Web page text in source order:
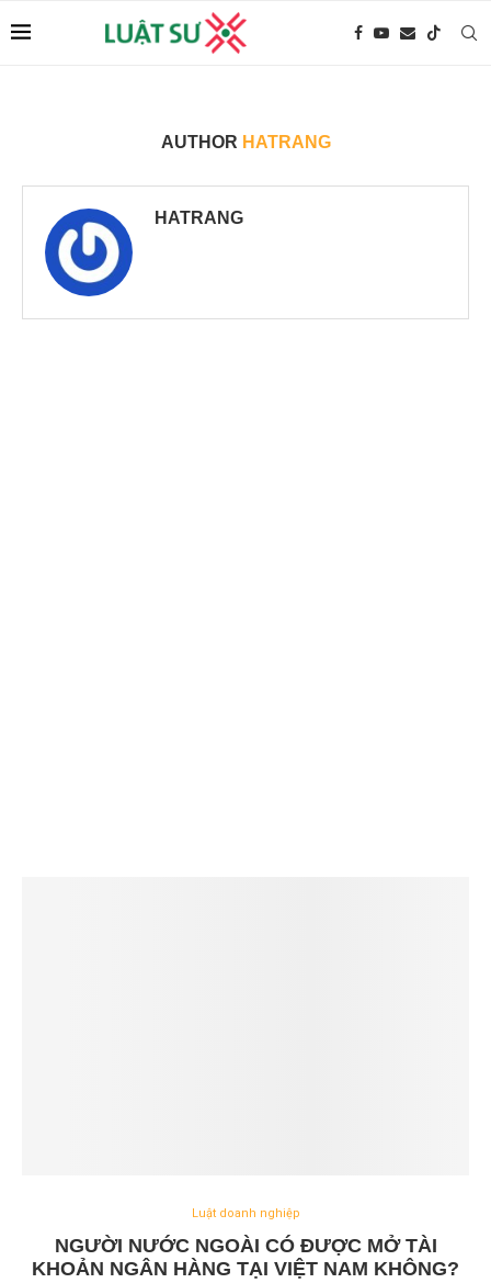
AUTHOR HATRANG
HATRANG
Luật doanh nghiệp
NGƯỜI NƯỚC NGOÀI CÓ ĐƯỢC MỞ TÀI
KHOẢN NGÂN HÀNG TẠI VIỆT NAM KHÔNG?